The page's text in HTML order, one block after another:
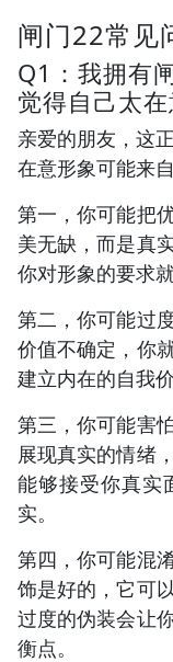
闸门22常见
Q1：我拥有
觉得自己太在
亲爱的朋友，这
在意形象可能来
第一，你可能把
美无缺，而是真
你对形象的要求就
第二，你可能过
价值不确定，你
建立内在的自我
第三，你可能害
展现真实的情绪
能够接受你真实
实。
第四，你可能混
饰是好的，它可
过度的伪装会让
衡点。